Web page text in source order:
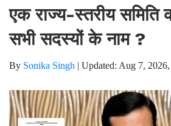
एक राज्य-स्तरीय
सभी सदस्यों के नाम ?
By Sonika Singh | Updated: Aug 7,